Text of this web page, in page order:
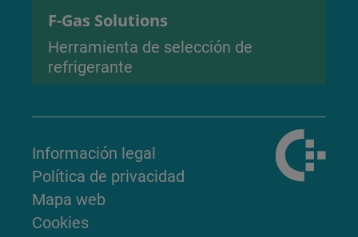
F-Gas Solutions
Herramienta de selección de
refrigerante
Información legal
Política de privacidad
Mapa web
Cookies